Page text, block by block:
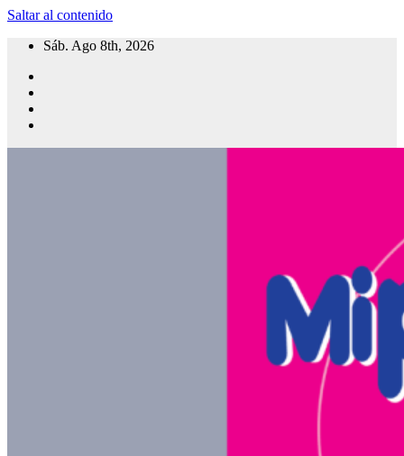
Saltar al contenido
Sáb. Ago 8th, 2026